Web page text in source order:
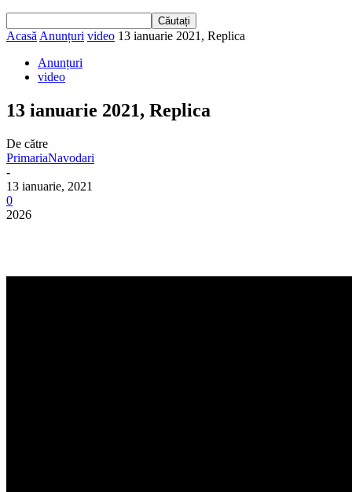
Acasă Anunțuri video 13 ianuarie 2021, Replica
Anunțuri
video
13 ianuarie 2021, Replica
De către
PrimariaNavodari
-
13 ianuarie, 2021
0
2026